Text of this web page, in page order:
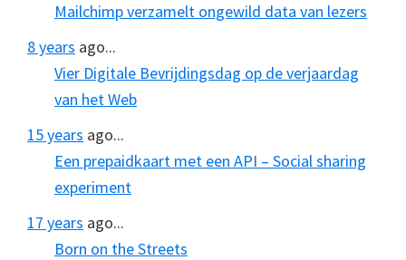
Mailchimp verzamelt ongewild data van lezers
8 years ago...
Vier Digitale Bevrijdingsdag op de verjaardag
van het Web
15 years ago...
Een prepaidkaart met een API – Social sharing
experiment
17 years ago...
Born on the Streets